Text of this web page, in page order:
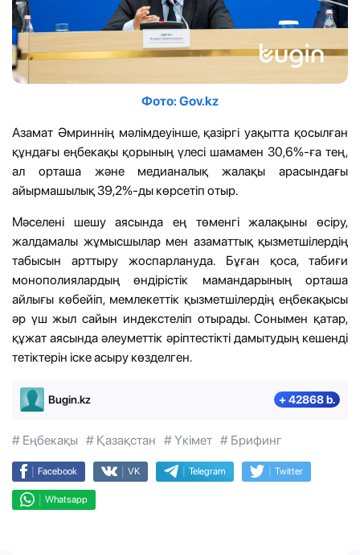
Фото: Gov.kz
Азамат Әмриннің мәлімдеуінше, қазіргі уақытта қосылған
құндағы еңбекақы қорының үлесі шамамен 30,6%-ға тең,
ал орташа және медианалық жалақы арасындағы
айырмашылық 39,2%-ды көрсетіп отыр.
Мәселені шешу аясында ең төменгі жалақыны өсіру,
жалдамалы жұмысшылар мен азаматтық қызметшілердің
табысын арттыру жоспарлануда. Бұған қоса, табиғи
монополиялардың өндірістік мамандарының орташа
айлығы көбейіп, мемлекеттік қызметшілердің еңбекақысы
әр үш жыл сайын индекстеліп отырады. Сонымен қатар,
құжат аясында әлеуметтік әріптестікті дамытудың кешенді
тетіктерін іске асыру көзделген.
Bugin.kz + 42868 b.
# Еңбекақы # Қазақстан # Үкімет # Брифинг
| Facebook | VK | Telegram | Twitter
| Whatsapp